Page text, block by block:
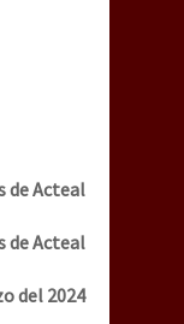
de Acteal
de Acteal
del 2024